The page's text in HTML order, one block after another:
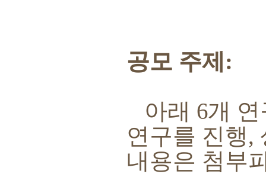
공모 주제:
아래 6개
연구를 진행,
내용은 첨부